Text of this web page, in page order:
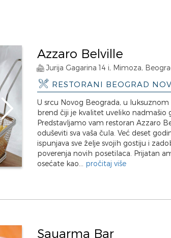
Azzaro Belville
Jurija Gagarina 14 i, Mimoza,
RESTORANI BEOGRAD
U srcu Novog Beograda, u luksuznom
brend čiji je kvalitet uveliko nadmašio
Predstavljamo vam restoran Azzaro
oduševiti sva vaša čula. Već deset
ispunjava sve želje svojih gostiju i
poverenja novih posetilaca. Prijatan
osećate kao... pročitaj više
Sauarma Bar